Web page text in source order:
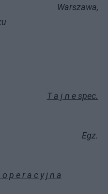
Warszawa,
T a j n e spec.
p e r a c y j n a